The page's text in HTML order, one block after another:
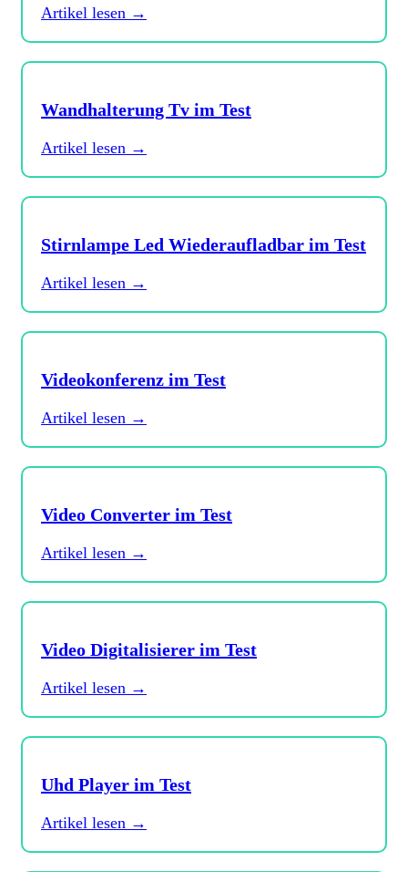
Artikel lesen →
Wandhalterung Tv im Test
Artikel lesen →
Stirnlampe Led Wiederaufladbar im Test
Artikel lesen →
Videokonferenz im Test
Artikel lesen →
Video Converter im Test
Artikel lesen →
Video Digitalisierer im Test
Artikel lesen →
Uhd Player im Test
Artikel lesen →